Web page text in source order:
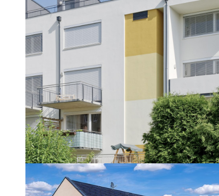
Eisengasse
Mehrfamilienhaus mit 12 Wohneinheiten
REFERENZOBJEKT